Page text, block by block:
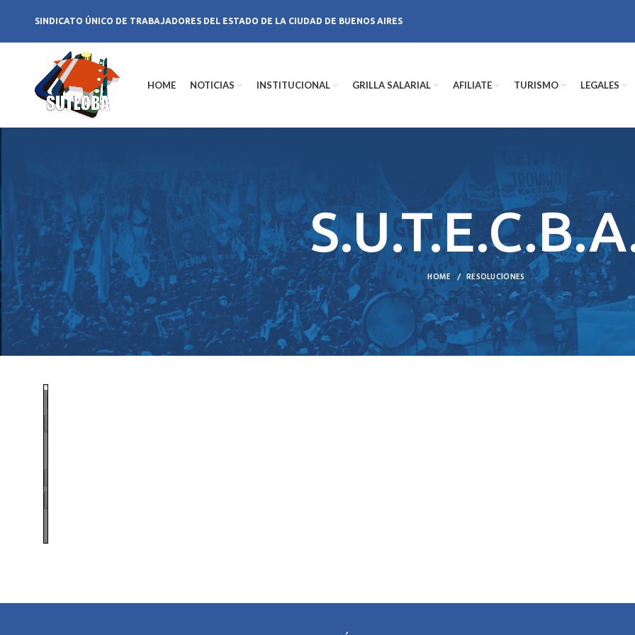
SINDICATO ÚNICO DE TRABAJADORES DEL ESTADO DE LA CIUDAD DE BUENOS AIRES
HOME NOTICIAS INSTITUCIONAL GRILLA SALARIAL AFILIATE TURISMO LEGALES
HOME RESOLUCIONES